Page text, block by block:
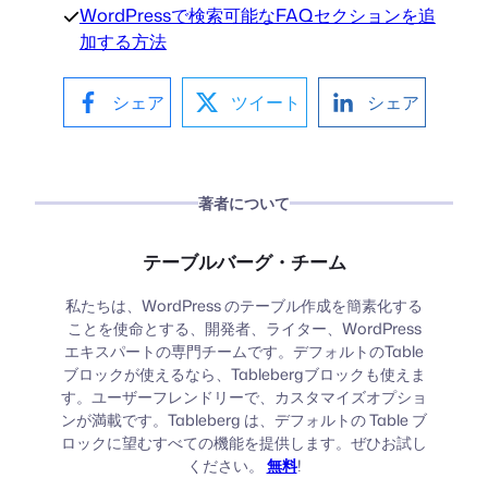
WordPressで検索可能なFAQセクションを追
加する方法
シェア ツイート シェア
著者について
テーブルバーグ・チーム
私たちは、WordPress のテーブル作成を簡素化する
ことを使命とする、開発者、ライター、WordPress
エキスパートの専門チームです。デフォルトのTable
ブロックが使えるなら、Tablebergブロックも使えま
す。ユーザーフレンドリーで、カスタマイズオプショ
ンが満載です。Tableberg は、デフォルトの Table ブ
ロックに望むすべての機能を提供します。ぜひお試し
ください。 無料!